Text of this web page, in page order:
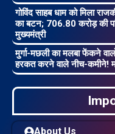
गोविंद साहब धाम को मिला
का बटन; 706.80 करोड़ की
मुख्यमंत्री
मुर्गा-मछली का मलबा फेंकने
हरकत करने वाले नीच-कमीने!
About Us